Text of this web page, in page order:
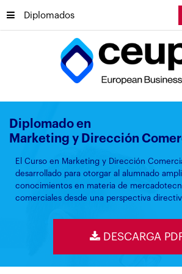
Diplomados
Diplomado en
Marketing y Dirección
El Curso en Marketing y Dirección
desarrollado para otorgar al alumnado
conocimientos en materia de
comerciales desde una perspectiva
DESCARGA